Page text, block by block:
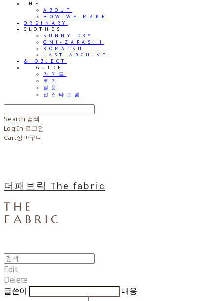
THE
ABOUT
HOW WE MAKE
ORDINARY
CLOTHES
SUNNY DRY
OMI-ZARASHI
KOMATSU
LAST ARCHIVE
& OBJECT
⠀⠀GUIDE
가이드
후기
질문
인스타그램
Search 검색
Log In 로그인
Cart장바구니
더패브릭 The fabric
Edit
Delete
글쓴이
내용